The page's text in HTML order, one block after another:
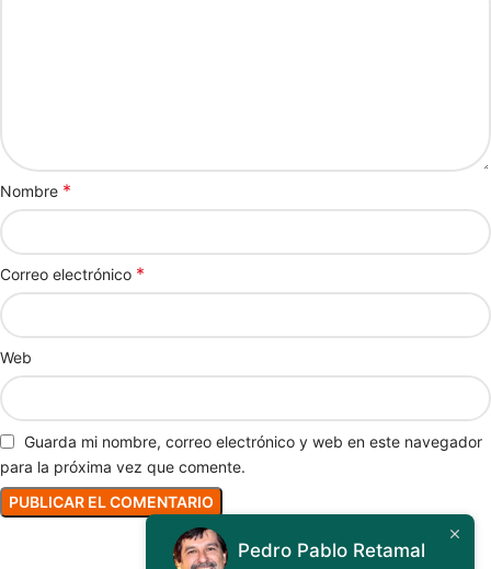
Nombre *
Correo electrónico *
Web
Guarda mi nombre, correo electrónico y web en este navegador
para la próxima vez que comente.
Pedro Pablo Retamal